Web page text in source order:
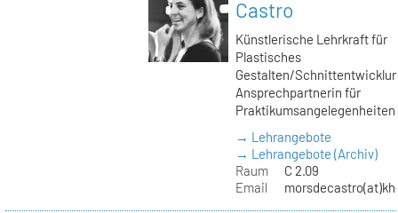
Castro
Künstlerische Lehrkraft für
Plastisches
Gestalten/
Ansprechpartnerin für
Praktikumsangelegenheiten
→ Lehrangebote
→ Lehrangebote (Archiv)
Raum
C 2.09
Email